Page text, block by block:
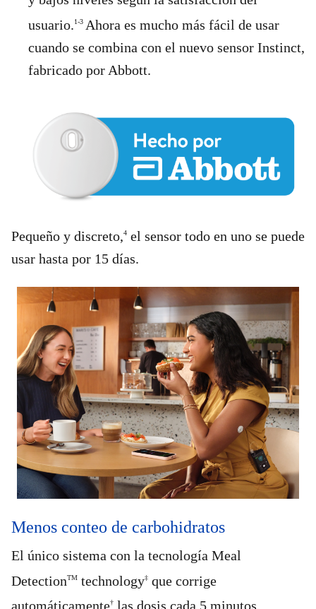
usuario.1-3 Ahora es mucho más fácil de usar
cuando se combina con el nuevo sensor Instinct,
fabricado por Abbott.
Pequeño y discreto,4 el sensor todo en uno se puede
usar hasta por 15 días.
Menos conteo de carbohidratos
El único sistema con la tecnología Meal
DetectionTM technology‡ que corrige
automáticamente† las dosis cada 5 minutos.